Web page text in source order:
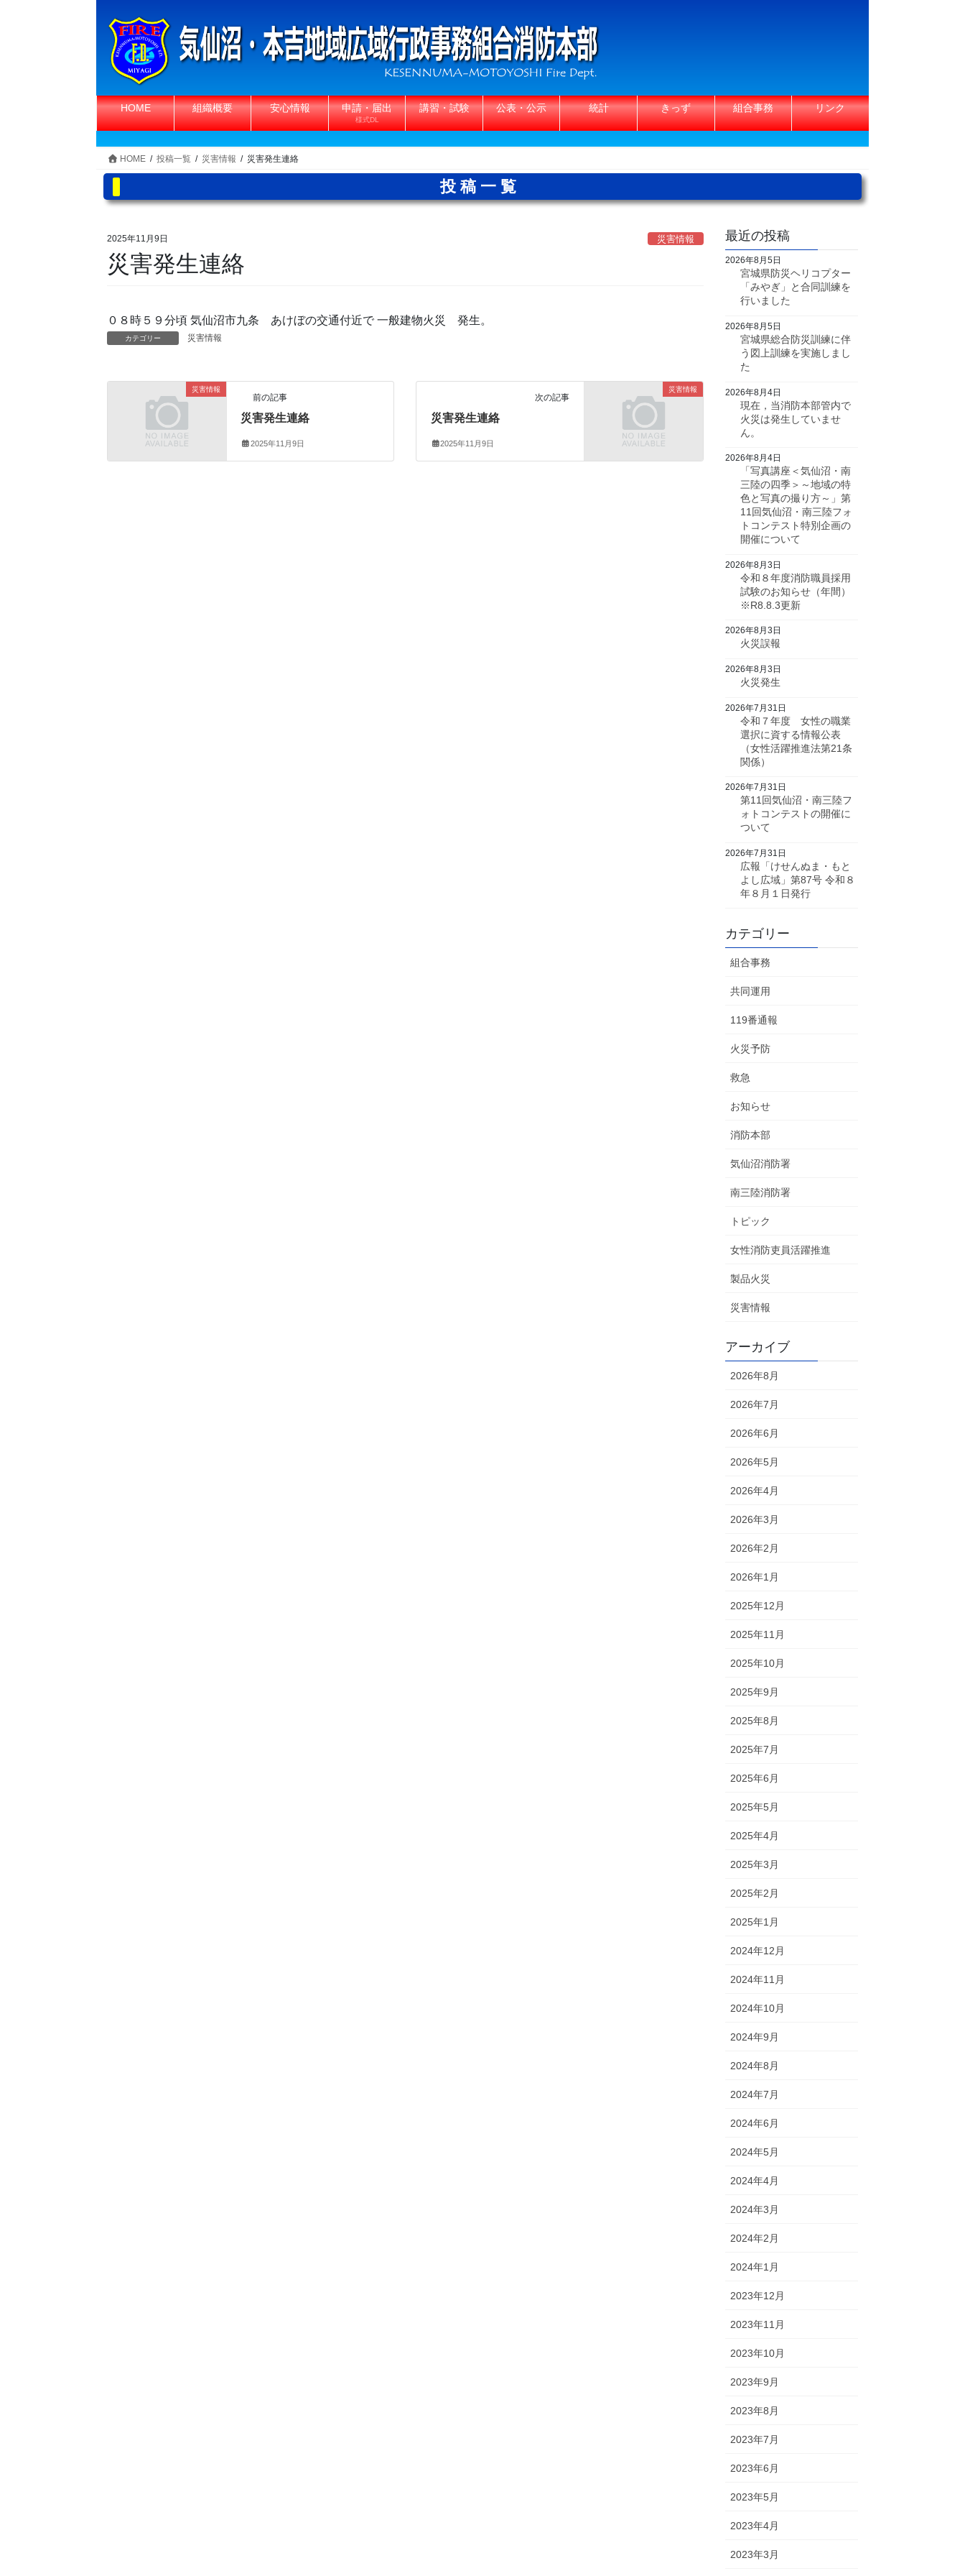
へ
ス
キ
ッ
ョ
ン
に
移
HOME 組織概要 安心情報 申請・届出
様式DL
講習・試験 公表・公示 統計 きっず 組合事務 リンク
HOME 投稿一覧 災害情報 災害発生連絡
投稿一覧
2025年11月9日 災害情報
災害発生連絡
０８時５９分頃 気仙沼市九条 あけぼの交通付近で 一般建物火災 発生。
カテゴリー 災害情報
災害情報
前の記事
災害発生連絡
2025年11月9日
災害情報
次の記事
災害発生連絡
2025年11月9日
最近の投稿
宮城県防災ヘリコプター
「みやぎ」と合同訓練を
行いました
2026年8月5日
宮城県総合防災訓練に伴
う図上訓練を実施しまし
た
2026年8月5日
現在，当消防本部管内で
火災は発生していませ
ん。
2026年8月4日
「写真講座＜気仙沼・南
三陸の四季＞～地域の特
色と写真の撮り方～」第
11回気仙沼・南三陸フォ
トコンテスト特別企画の
開催について
2026年8月4日
令和８年度消防職員採用
試験のお知らせ（年間）
※R8.8.3更新
2026年8月3日
火災誤報
2026年8月3日
火災発生
2026年8月3日
令和７年度 女性の職業
選択に資する情報公表
（女性活躍推進法第21条
関係）
2026年7月31日
第11回気仙沼・南三陸フ
ォトコンテストの開催に
ついて
2026年7月31日
広報「けせんぬま・もと
よし広域」第87号 令和８
年８月１日発行
2026年7月31日
カテゴリー
組合事務
共同運用
119番通報
火災予防
救急
お知らせ
消防本部
気仙沼消防署
南三陸消防署
トピック
女性消防吏員活躍推進
製品火災
災害情報
アーカイブ
2026年8月
2026年7月
2026年6月
2026年5月
2026年4月
2026年3月
2026年2月
2026年1月
2025年12月
2025年11月
2025年10月
2025年9月
2025年8月
2025年7月
2025年6月
2025年5月
2025年4月
2025年3月
2025年2月
2025年1月
2024年12月
2024年11月
2024年10月
2024年9月
2024年8月
2024年7月
2024年6月
2024年5月
2024年4月
2024年3月
2024年2月
2024年1月
2023年12月
2023年11月
2023年10月
2023年9月
2023年8月
2023年7月
2023年6月
2023年5月
2023年4月
2023年3月